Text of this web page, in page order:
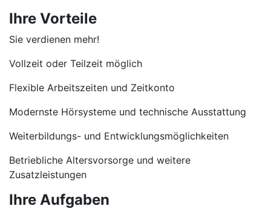
Ihre Vorteile
Sie verdienen mehr!
Vollzeit oder Teilzeit möglich
Flexible Arbeitszeiten und Zeitkonto
Modernste Hörsysteme und technische Ausstattung
Weiterbildungs- und Entwicklungsmöglichkeiten
Betriebliche Altersvorsorge und weitere
Zusatzleistungen
Ihre Aufgaben